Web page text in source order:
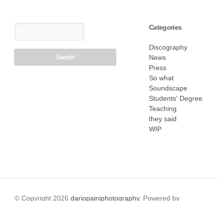
Categories
Discography
News
Press
So what
Soundscape
Students' Degree
Teaching
they said
WIP
© Copyright 2026 dariopainiphotography. Powered by